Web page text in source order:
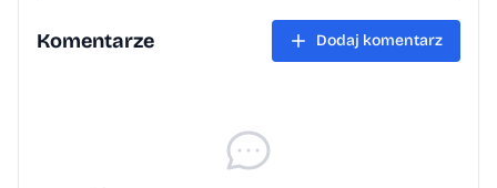
Komentarze Dodaj komentarz